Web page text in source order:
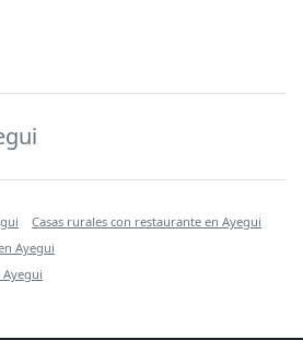
Casas rurales con restaurante en Ayegui
Ayegui
Ayegui